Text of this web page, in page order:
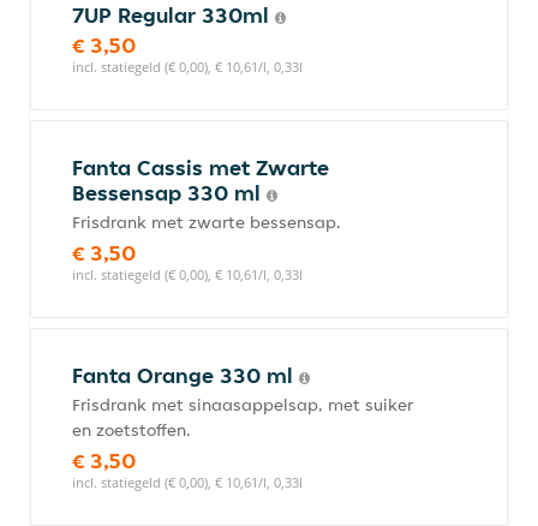
7UP Regular 330ml
€ 3,50
incl. statiegeld (€ 0,00), € 10,61/l, 0,33l
Fanta Cassis met Zwarte
Bessensap 330 ml
Frisdrank met zwarte bessensap.
€ 3,50
incl. statiegeld (€ 0,00), € 10,61/l, 0,33l
Fanta Orange 330 ml
Frisdrank met sinaasappelsap, met suiker
en zoetstoffen.
€ 3,50
incl. statiegeld (€ 0,00), € 10,61/l, 0,33l